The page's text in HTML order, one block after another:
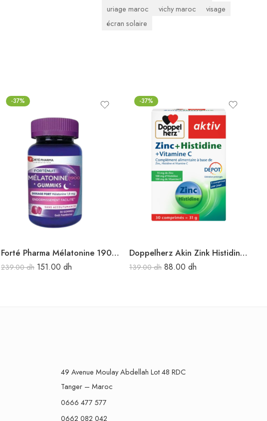
uriage maroc
vichy maroc
visage
écran solaire
-37%
Forté Pharma Mélatonine 1900 30Gummies
239.00dh 151.00 dh
-37%
Doppelherz Akin Zink Histidine 30comp.
139.00dh 88.00 dh
49 Avenue Moulay Abdellah Lot 48 RDC
Tanger – Maroc
0666 477 577
0662 082 042